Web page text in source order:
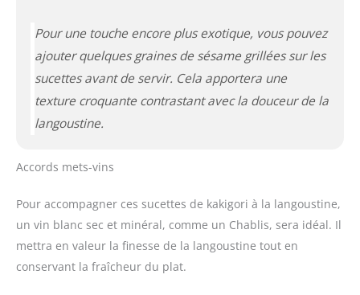
Pour une touche encore plus exotique, vous pouvez
ajouter quelques graines de sésame grillées sur les
sucettes avant de servir. Cela apportera une
texture croquante contrastant avec la douceur de la
langoustine.
Accords mets-vins
Pour accompagner ces sucettes de kakigori à la langoustine,
un vin blanc sec et minéral, comme un Chablis, sera idéal. Il
mettra en valeur la finesse de la langoustine tout en
conservant la fraîcheur du plat.